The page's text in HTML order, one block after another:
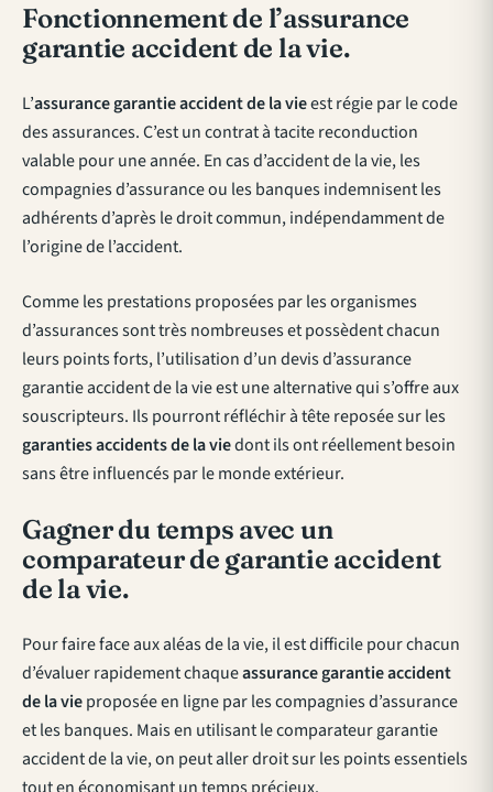
Fonctionnement de l’assurance
garantie accident de la vie.
L’assurance garantie accident de la vieest régie par le code
des assurances. C’est un contrat à tacite reconduction
valable pour une année. En cas d’accident de la vie, les
compagnies d’assurance ou les banques indemnisent les
adhérents d’après le droit commun, indépendamment de
l’origine de l’accident.
Comme les prestations proposées par les organismes
d’assurances sont très nombreuses et possèdent chacun
leurs points forts, l’utilisation d’un devis d’assurance
garantie accident de la vie est une alternative qui s’offre aux
souscripteurs. Ils pourront réfléchir à tête reposée sur les
garanties accidents de la viedont ils ont réellement besoin
sans être influencés par le monde extérieur.
Gagner du temps avec un
comparateur de garantie accident
de la vie.
Pour faire face aux aléas de la vie, il est difficile pour chacun
d’évaluer rapidement chaqueassurance garantie accident
de la vieproposée en ligne par les compagnies d’assurance
et les banques. Mais en utilisant le comparateur garantie
accident de la vie, on peut aller droit sur les points essentiels